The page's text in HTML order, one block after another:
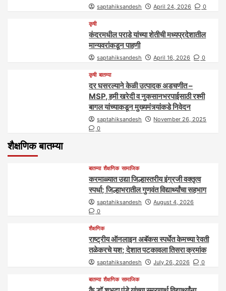
saptahiksandesh April 24, 2026 0
कृषी
कंदरमधील पराडे यांच्या शेतीची मध्यप्रदेशातील
मान्यवरांकडून पाहणी
saptahiksandesh April 16, 2026 0
कृषी बातम्या
दर घसरल्याने केळी उत्पादक अडचणीत –
MSP, हमी खरेदी व नुकसानभरपाईसाठी रश्मी
बागल यांच्याकडून मुख्यमंत्र्यांकडे निवेदन
saptahiksandesh
November 26, 2025
0
शैक्षणिक बातम्या
बातम्या शैक्षणिक सामाजिक
करमाळ्यात उद्या जिल्हास्तरीय इंग्रजी वक्तृत्व
स्पर्धा; जिल्हाभरातील गुणवंत विद्यार्थ्यांचा सहभाग
saptahiksandesh
August 4, 2026
0
शैक्षणिक
राष्ट्रीय ऑनलाइन अबॅकस स्पर्धेत केमच्या रेवती
तळेकरचे यश; देशात पटकावला तिसरा क्रमांक
saptahiksandesh July 26, 2026 0
बातम्या शैक्षणिक सामाजिक